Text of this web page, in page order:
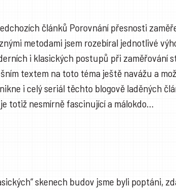
článků Porovnání přesnosti
metodami jsem rozebíral jednotlivé
i klasických postupů při zaměřování
textem na toto téma ještě navážu a
i celý seriál těchto blogově laděných
totiž nesmírně fascinující a málokdo…
skenech budov jsme byli poptáni,